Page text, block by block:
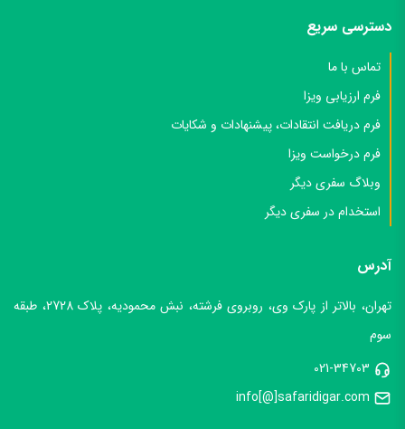
دسترسی سریع
تماس با ما
فرم ارزیابی ویزا
فرم دریافت انتقادات، پیشنهادات و شکایات
فرم درخواست ویزا
وبلاگ سفری دیگر
استخدام در سفری دیگر
آدرس
تهران، بالاتر از پارک وی، روبروی فرشته، نبش محمودیه، پلاک 2728، طبقه
سوم
021-34703
info[@]safaridigar.com